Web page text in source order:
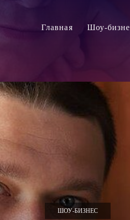
Главная Шоу-
ШОУ-БИЗНЕС